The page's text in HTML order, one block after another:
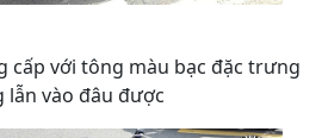
cấp với tông màu bạc đặc trưng
lẫn vào đâu được